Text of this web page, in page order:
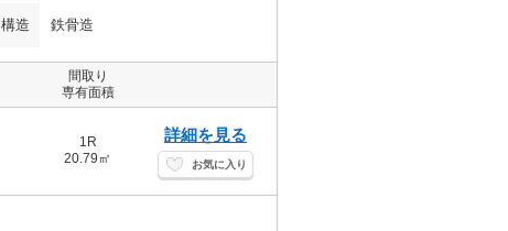
構造 鉄骨造
間取り
専有面積
1R
20.79㎡
詳細を見る
お気に入り